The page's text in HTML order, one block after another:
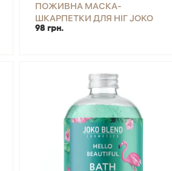
ПОЖИВНА МАСКА-
ШКАРПЕТКИ ДЛЯ НІГ JOKO
BLEND 40 Г
98 грн.
-